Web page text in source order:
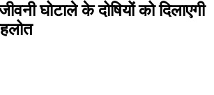
घोटाले के दोषियों को दिलाएगी